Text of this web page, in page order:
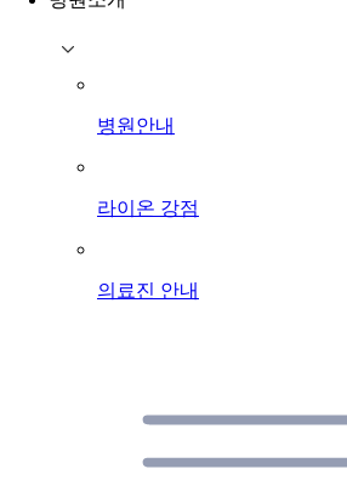
병원안내
라이온 강점
의료진 안내